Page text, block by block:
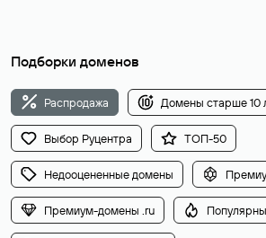
Подборки доменов
Распродажа Домены старше 10
Выбор Руцентра ТОП-50
Недооцененные домены
Премиум-домены .ru